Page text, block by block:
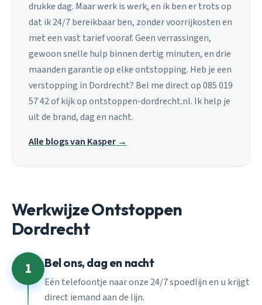
drukke dag. Maar werk is werk, en ik ben er trots op
dat ik 24/7 bereikbaar ben, zonder voorrijkosten en
met een vast tarief vooraf. Geen verrassingen,
gewoon snelle hulp binnen dertig minuten, en drie
maanden garantie op elke ontstopping. Heb je een
verstopping in Dordrecht? Bel me direct op 085 019
57 42 of kijk op ontstoppen-dordrecht.nl. Ik help je
uit de brand, dag en nacht.
Alle blogs van Kasper →
Werkwijze Ontstoppen
Dordrecht
1 Bel ons, dag en nacht
Eén telefoontje naar onze 24/7 spoedlijn en u krijgt
direct iemand aan de lijn.